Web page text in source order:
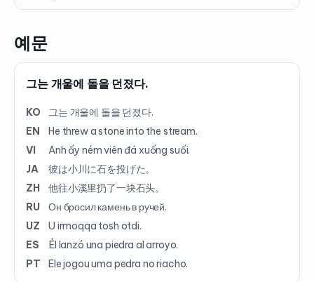
예문
그는 개울에 돌을 던졌다.
KO
그는 개울에 돌을 던졌다.
EN
He threw a stone into the stream.
VI
Anh ấy ném viên đá xuống suối.
JA
彼は小川に石を投げた。
ZH
他往小溪里扔了一块石头。
RU
Он бросил камень в ручей.
UZ
U irmoqqa tosh otdi.
ES
Él lanzó una piedra al arroyo.
PT
Ele jogou uma pedra no riacho.